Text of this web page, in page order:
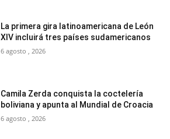
La primera gira latinoamericana de León
XIV incluirá tres países sudamericanos
6 agosto , 2026
Camila Zerda conquista la coctelería
boliviana y apunta al Mundial de Croacia
6 agosto , 2026